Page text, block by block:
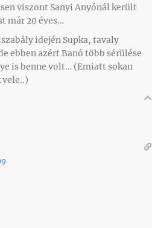
viszont Sanyi Anyónál került
már 20 éves…
idején Supka, tavaly
ebben azért Banó több sérülése
is benne volt… (Emiatt sokan